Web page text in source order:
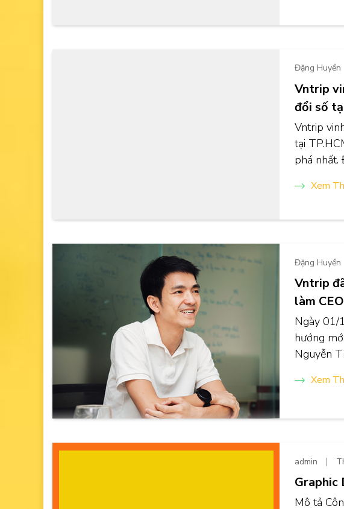
Đặng Huyền
Vntrip
đổi số
Vntrip
tại
phá nhất.
Xem
Đặng Huyền
Vntrip
làm CEO
Ngày 01/
hướng
Nguyễn
Xem
admin
Graphic
Mô tả